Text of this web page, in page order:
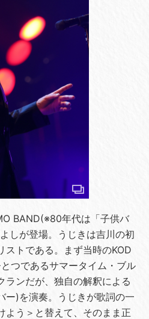
BAND(※80年代は「子供バ
しが登場。うじきは吉川の初
ストである。まず当時のKOD
つであるサマータイム・ブル
ランだが、独自の解釈による
ー)を演奏。うじきが歌詞の一
よう＞と替えて、そのまま正